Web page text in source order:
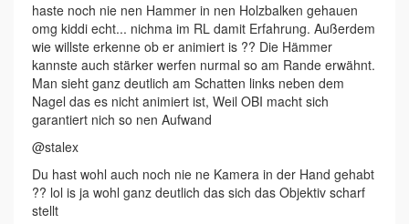
haste noch nie nen Hammer in nen Holzbalken gehauen
omg kiddi echt... nichma im RL damit Erfahrung. Außerdem
wie willste erkenne ob er animiert is ?? Die Hämmer
kannste auch stärker werfen nurmal so am Rande erwähnt.
Man sieht ganz deutlich am Schatten links neben dem
Nagel das es nicht animiert ist, Weil OBI macht sich
garantiert nich so nen Aufwand
@stalex
Du hast wohl auch noch nie ne Kamera in der Hand gehabt
?? lol is ja wohl ganz deutlich das sich das Objektiv scharf
stellt